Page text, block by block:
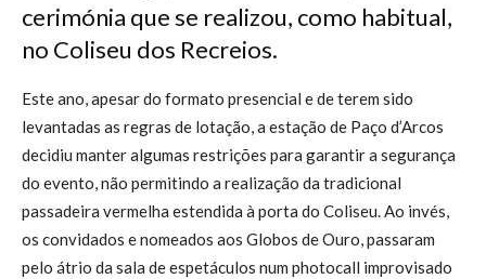
cerimónia que se realizou, como habitual,
no Coliseu dos Recreios.
Este ano, apesar do formato presencial e de terem sido
levantadas as regras de lotação, a estação de Paço d’Arcos
decidiu manter algumas restrições para garantir a segurança
do evento, não permitindo a realização da tradicional
passadeira vermelha estendida à porta do Coliseu. Ao invés,
os convidados e nomeados aos Globos de Ouro, passaram
pelo átrio da sala de espetáculos num photocall improvisado